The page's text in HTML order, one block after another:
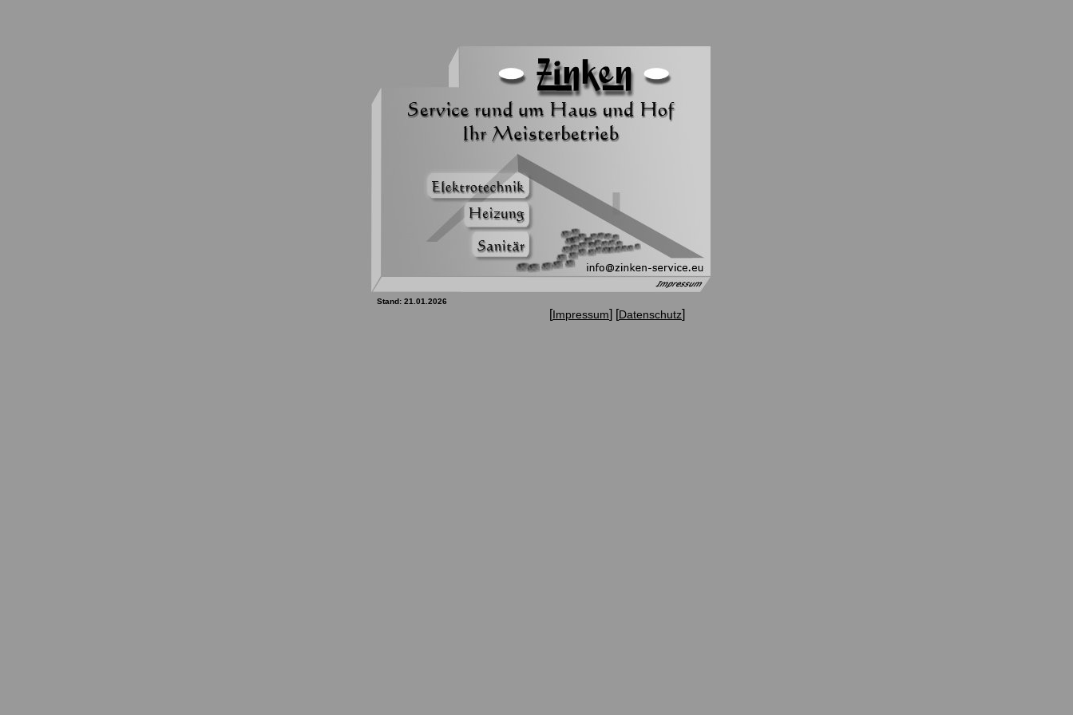
Stand: 21.01.2026
[Impressum] [Datenschutz]